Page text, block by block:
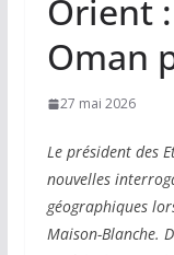
Orient
Oman
27 mai 2026
Le président des
nouvelles
géographiques
Maison-Blanche.